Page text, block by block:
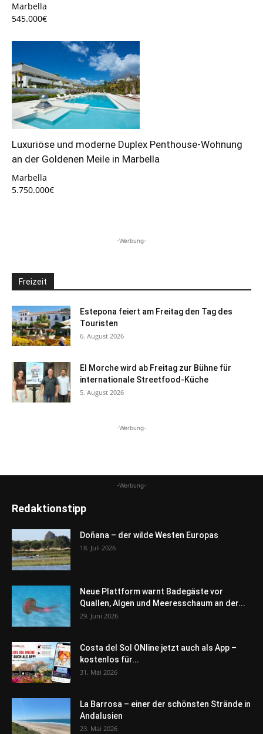
Marbella
545.000€
Luxuriöse und moderne Duplex Penthouse-Wohnung
an der Goldenen Meile in Marbella
Marbella
5.750.000€
-Werbung-
Freizeit
Estepona feiert am Freitag den Tag des
Touristen
6. August 2026
El Morche wird ab Freitag zur Bühne für
internationale Streetfood-Küche
5. August 2026
-Werbung-
-Werbung-
Redaktionstipp
Doñana – der wilde Westen Europas
18. Juli 2026
Neue Plattform warnt Badegäste vor
Quallen, Algen und Meeresschaum an der...
29. Juni 2026
Costa del Sol ONline jetzt auch als App –
kostenlos für...
31. Mai 2026
La Barrosa – einer der schönsten Strände in
Andalusien
23. Mai 2026